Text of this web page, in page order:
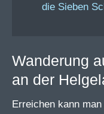
die Sieben
Wanderung
an der
Erreichen kann